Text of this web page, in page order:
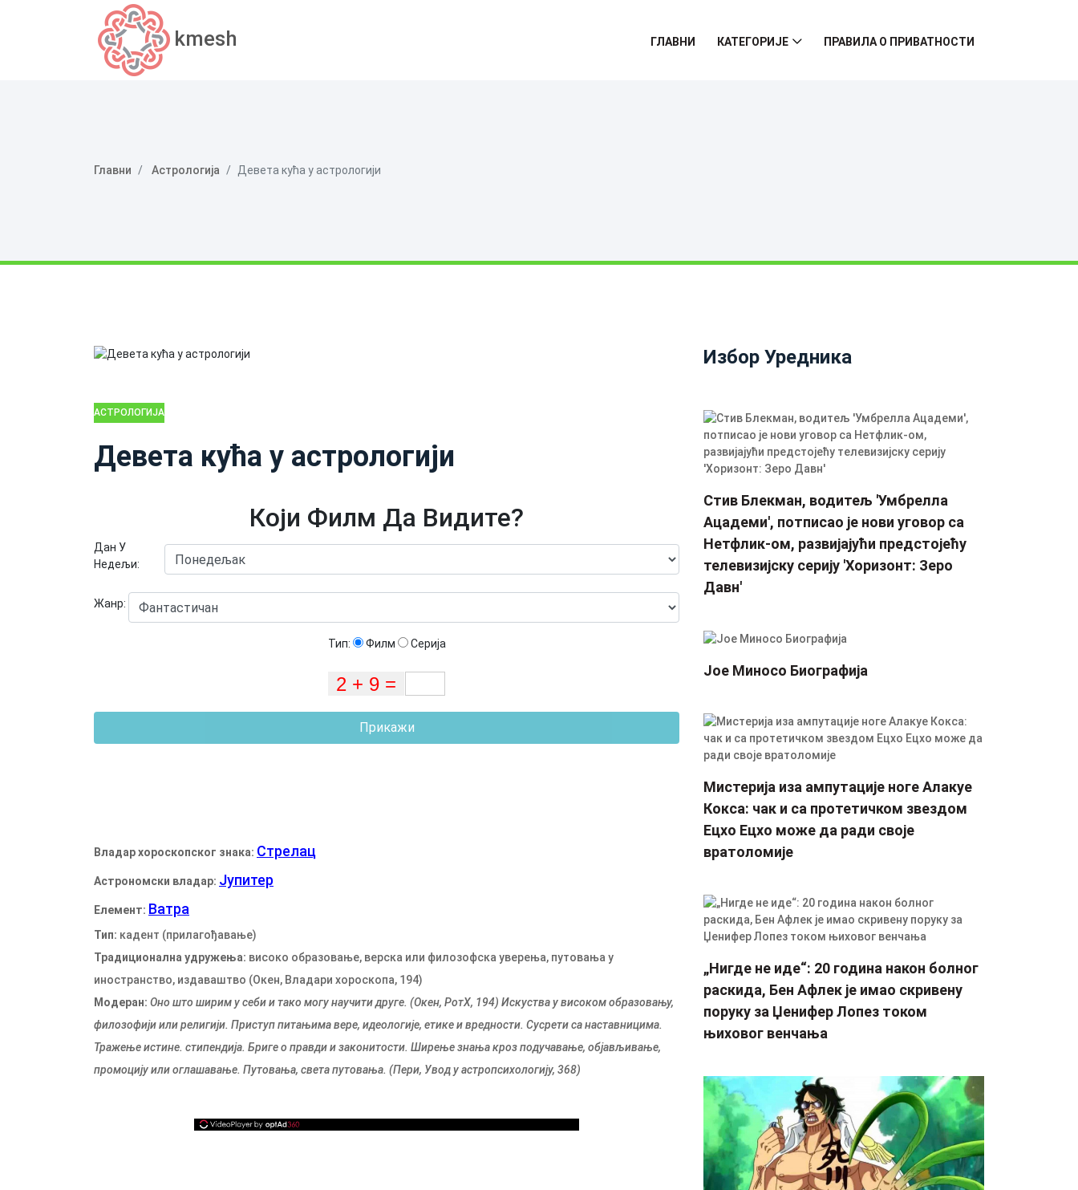
kmesh ГЛАВНИ КАТЕГОРИЈЕ ПРАВИЛА О ПРИВАТНОСТИ
Главни Астрологија Девета кућа у астрологији
АСТРОЛОГИЈА
Девета кућа у астрологији
Који Филм Да Видите?
Дан У
Недељи:
Жанр:
Тип: Филм Серија
Прикажи
Владар хороскопског знака: Стрелац
Астрономски владар: Јупитер
Елемент: Ватра
Тип: кадент (прилагођавање)
Традиционална удружења: високо образовање, верска или филозофска уверења, путовања у
иностранство, издаваштво (Окен, Владари хороскопа, 194)
Модеран: Оно што ширим у себи и тако могу научити друге. (Окен, РотХ, 194) Искуства у високом образовању,
филозофији или религији. Приступ питањима вере, идеологије, етике и вредности. Сусрети са наставницима.
Тражење истине. стипендија. Бриге о правди и законитости. Ширење знања кроз подучавање, објављивање,
промоцију или оглашавање. Путовања, света путовања. (Пери, Увод у астропсихологију, 368)
Избор Уредника
Стив Блекман, водитељ 'Умбрелла
Ацадеми', потписао је нови уговор са
Нетфлик-ом, развијајући предстојећу
телевизијску серију 'Хоризонт: Зеро
Давн'
Јое Миносо Биографија
Мистерија иза ампутације ноге Алакуе
Кокса: чак и са протетичком звездом
Ецхо Ецхо може да ради своје
вратоломије
„Нигде не иде“: 20 година након болног
раскида, Бен Афлек је имао скривену
поруку за Џенифер Лопез током
њиховог венчања